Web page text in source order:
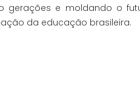
gerações e moldando o
da educação brasileira.